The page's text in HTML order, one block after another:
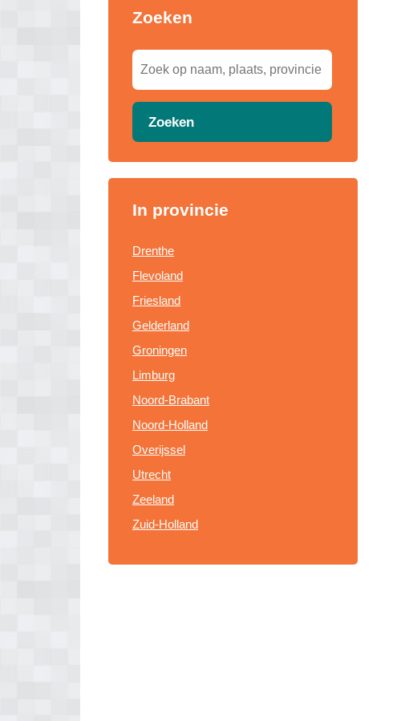
Zoeken
Zoeken
In provincie
Drenthe
Flevoland
Friesland
Gelderland
Groningen
Limburg
Noord-Brabant
Noord-Holland
Overijssel
Utrecht
Zeeland
Zuid-Holland